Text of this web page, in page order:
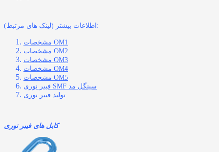
اطلاعات بیشتر (لینک های مرتبط):
مشخصات OM1
مشخصات OM2
مشخصات OM3
مشخصات OM4
مشخصات OM5
فیبر نوری SMF سینگل مد
تولید فیبر نوری
کابل های فیبر نوری